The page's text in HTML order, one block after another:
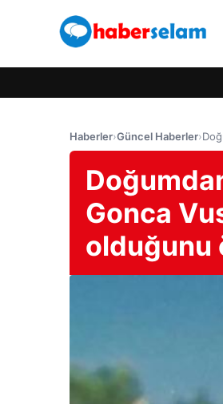
Haberler›Güncel Haberler›
Gonca
olduğunu